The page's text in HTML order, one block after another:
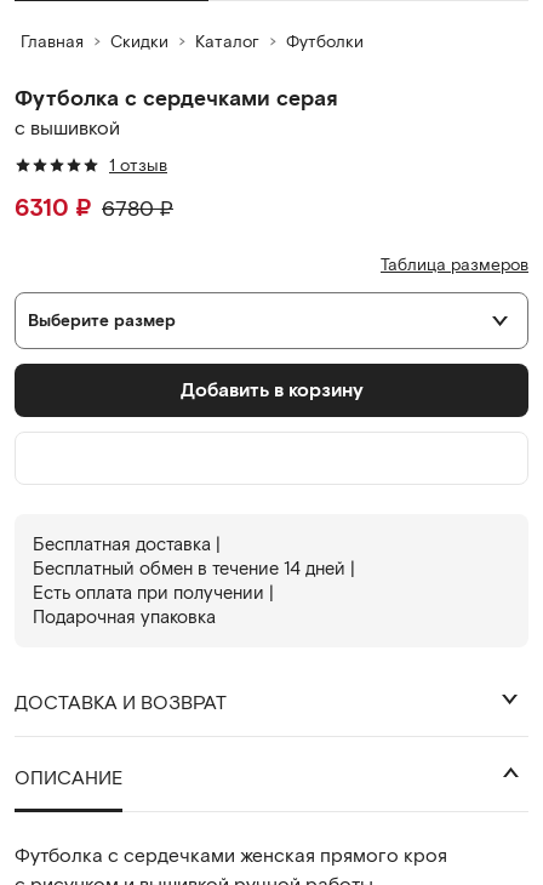
Главная Скидки Каталог Футболки
Футболка с сердечками серая
с вышивкой
1 отзыв
6310 ₽ 6780₽
Таблица размеров
Выберите размер
Добавить в корзину
Бесплатная доставка |
Бесплатный обмен в течениe 14 дней |
Есть оплата при получении |
Подарочная упаковка
ДОСТАВКА И ВОЗВРАТ
ОПИСАНИЕ
Футболка с сердечками женская прямого кроя